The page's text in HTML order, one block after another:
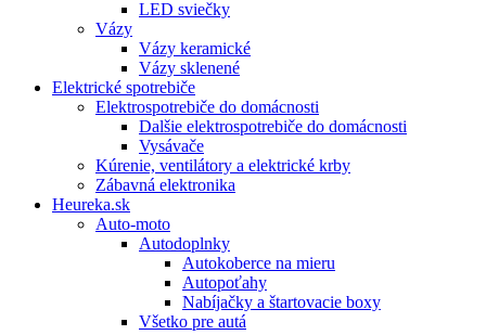
LED sviečky
Vázy
Vázy keramické
Vázy sklenené
Elektrické spotrebiče
Elektrospotrebiče do domácnosti
Dalšie elektrospotrebiče do domácnosti
Vysávače
Kúrenie, ventilátory a elektrické krby
Zábavná elektronika
Heureka.sk
Auto-moto
Autodoplnky
Autokoberce na mieru
Autopoťahy
Nabíjačky a štartovacie boxy
Všetko pre autá